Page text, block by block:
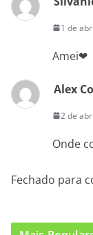
1 de
Amei❤
Alex
2 de
Onde
Fechado para